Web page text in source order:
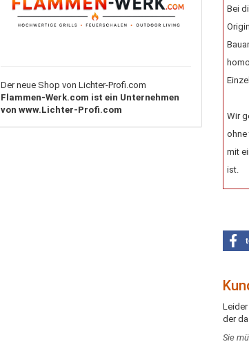
Bei
Wir
ohne
mit
ist.
der
Sie
Der neue Shop von Lichter-Profi.com
Flammen-Werk.com ist ein Unternehmen
von www.Lichter-Profi.com